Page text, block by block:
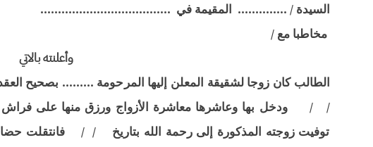
السيدة / .............. المقيمة في .....................................
مخاطبا مع /
وأعلنته بالاتي
الطالب كان زوجا لشقيقة المعلن إليها المرحومة ......... بصحيح
/ / ودخل بها وعاشرها معاشرة الأزواج ورزق منها على فراش
توفيت زوجته المذكورة إلى رحمة الله بتاريخ / / فانتقلت